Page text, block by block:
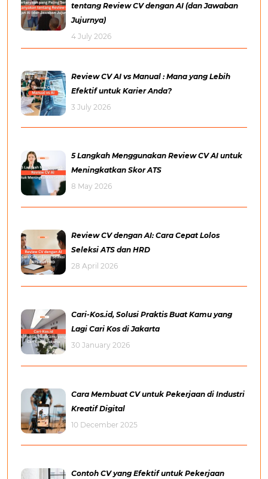
tentang Review CV dengan AI (dan Jawaban
Jujurnya)
4 July 2026
Review CV AI vs Manual : Mana yang Lebih
Efektif untuk Karier Anda?
3 July 2026
5 Langkah Menggunakan Review CV AI untuk
Meningkatkan Skor ATS
8 May 2026
Review CV dengan AI: Cara Cepat Lolos
Seleksi ATS dan HRD
28 April 2026
Cari-Kos.id, Solusi Praktis Buat Kamu yang
Lagi Cari Kos di Jakarta
30 January 2026
Cara Membuat CV untuk Pekerjaan di Industri
Kreatif Digital
10 December 2025
Contoh CV yang Efektif untuk Pekerjaan